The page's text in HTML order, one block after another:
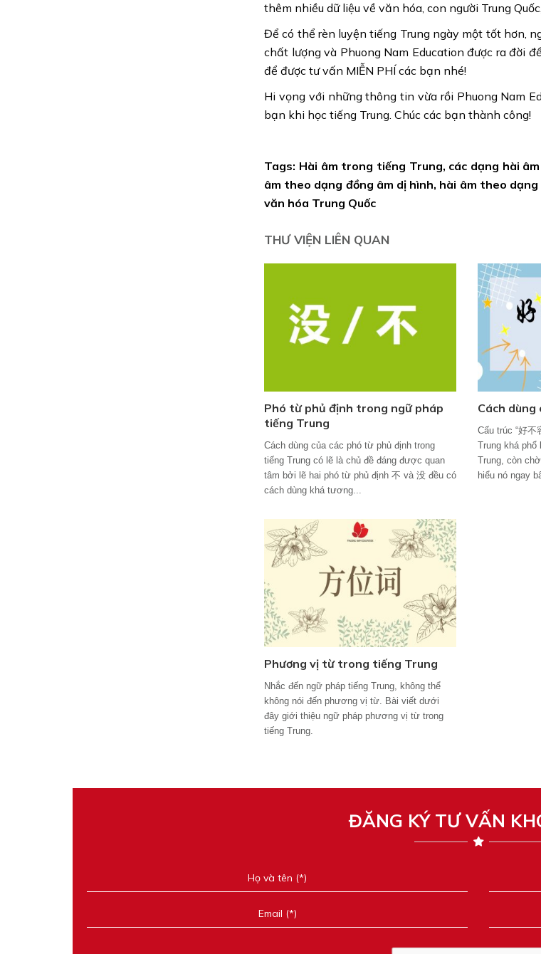
thêm nhiều dữ liệu về văn hóa, con người Trung
Để có thể rèn luyện tiếng Trung ngày một tốt hơn,
chất lượng và Phuong Nam Education được ra đời
để được tư vấn MIỄN PHÍ các bạn nhé!
Hi vọng với những thông tin vừa rồi Phuong Nam
bạn khi học tiếng Trung.Chúc các bạn thành công!
Tags: Hài âm trong tiếng Trung, các dạng hài
âm theo dạng đồng âm dị hình, hài âm theo
văn hóa Trung Quốc
THƯ VIỆN LIÊN QUAN
Phó từ phủ định trong ngữ pháp
tiếng Trung
Cách dùng của các phó từ phủ định trong
tiếng Trung có lẽ là chủ đề đáng được quan
tâm bởi lẽ hai phó từ phủ định 不 và 没 đều có
cách dùng khá tương...
Cách dùng
Cấu trúc “好不
Trung khá phổ
Trung, còn
hiểu nó ngay
Phương vị từ trong tiếng Trung
Nhắc đến ngữ pháp tiếng Trung, không thể
không nói đến phương vị từ. Bài viết dưới
đây giới thiệu ngữ pháp phương vị từ trong
tiếng Trung.
ĐĂNG KÝ TƯ VẤN